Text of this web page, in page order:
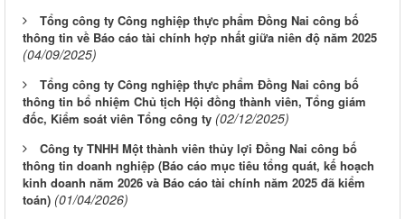
Tổng công ty Công nghiệp thực phẩm Đồng Nai công bố
thông tin về Báo cáo tài chính hợp nhất giữa niên độ năm 2025
(04/09/2025)
Tổng công ty Công nghiệp thực phẩm Đồng Nai công bố
thông tin bổ nhiệm Chủ tịch Hội đồng thành viên, Tổng giám
đốc, Kiểm soát viên Tổng công ty (02/12/2025)
Công ty TNHH Một thành viên thủy lợi Đồng Nai công bố
thông tin doanh nghiệp (Báo cáo mục tiêu tổng quát, kế hoạch
kinh doanh năm 2026 và Báo cáo tài chính năm 2025 đã kiểm
toán) (01/04/2026)